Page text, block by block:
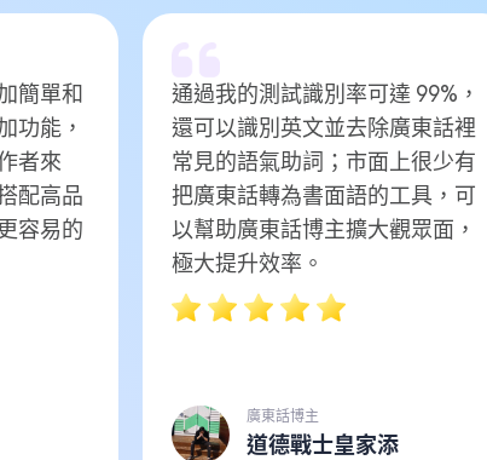
簡單和
功能，
者來
配高品
容易的
通過我的測試識別率可達 99%，
還可以識別英文並去除廣東話裡
常見的語氣助詞；市面上很少有
把廣東話轉為書面語的工具，可
以幫助廣東話博主擴大觀眾面，
極大提升效率。
廣東話博主
道德戰士皇家添